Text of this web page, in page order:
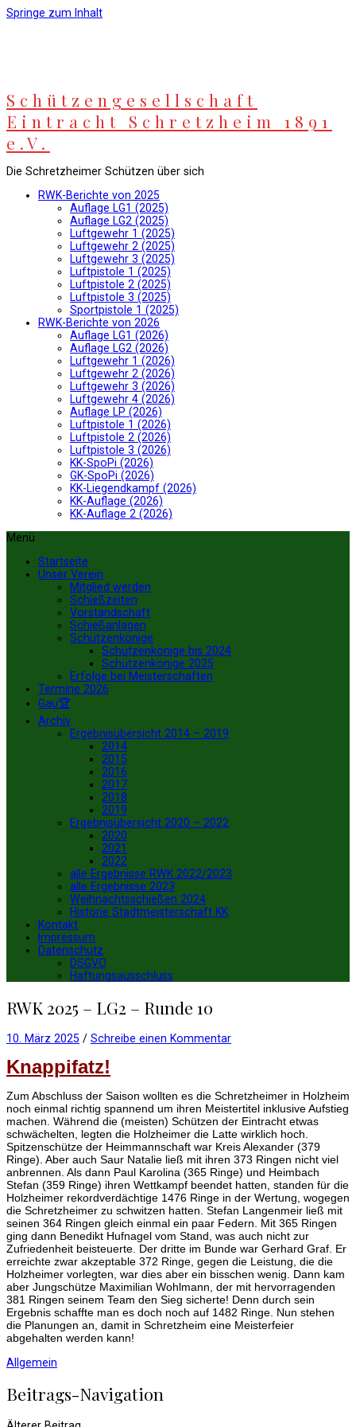
Springe zum Inhalt
Schützengesellschaft
Eintracht Schretzheim 1891
e.V.
Die Schretzheimer Schützen über sich
RWK-Berichte von 2025
Auflage LG1 (2025)
Auflage LG2 (2025)
Luftgewehr 1 (2025)
Luftgewehr 2 (2025)
Luftgewehr 3 (2025)
Luftpistole 1 (2025)
Luftpistole 2 (2025)
Luftpistole 3 (2025)
Sportpistole 1 (2025)
RWK-Berichte von 2026
Auflage LG1 (2026)
Auflage LG2 (2026)
Luftgewehr 1 (2026)
Luftgewehr 2 (2026)
Luftgewehr 3 (2026)
Luftgewehr 4 (2026)
Auflage LP (2026)
Luftpistole 1 (2026)
Luftpistole 2 (2026)
Luftpistole 3 (2026)
KK-SpoPi (2026)
GK-SpoPi (2026)
KK-Liegendkampf (2026)
KK-Auflage (2026)
KK-Auflage 2 (2026)
Menü
Startseite
Unser Verein
Mitglied werden
Schießzeiten
Vorstandschaft
Schießanlagen
Schützenkönige
Schützenkönige bis 2024
Schützenkönige 2025
Erfolge bei Meisterschaften
Termine 2026
Gau🏆
Archiv
Ergebnisübersicht 2014 – 2019
2014
2015
2016
2017
2018
2019
Ergebnisübersicht 2020 – 2022
2020
2021
2022
alle Ergebnisse RWK 2022/2023
alle Ergebnisse 2023
Weihnachtsschießen 2024
Historie Stadtmeisterschaft KK
Kontakt
Impressum
Datenschutz
DSGVO
Haftungsausschluss
RWK 2025 – LG2 – Runde 10
10. März 2025 / Schreibe einen Kommentar
Knappifatz!
Zum Abschluss der Saison wollten es die Schretzheimer in Holzheim
noch einmal richtig spannend um ihren Meistertitel inklusive Aufstieg
machen. Während die (meisten) Schützen der Eintracht etwas
schwächelten, legten die Holzheimer die Latte wirklich hoch.
Spitzenschütze der Heimmannschaft war Kreis Alexander (379
Ringe). Aber auch Saur Natalie ließ mit ihren 373 Ringen nicht viel
anbrennen. Als dann Paul Karolina (365 Ringe) und Heimbach
Stefan (359 Ringe) ihren Wettkampf beendet hatten, standen für die
Holzheimer rekordverdächtige 1476 Ringe in der Wertung, wogegen
die Schretzheimer zu schwitzen hatten. Stefan Langenmeir ließ mit
seinen 364 Ringen gleich einmal ein paar Federn. Mit 365 Ringen
ging dann Benedikt Hufnagel vom Stand, was auch nicht zur
Zufriedenheit beisteuerte. Der dritte im Bunde war Gerhard Graf. Er
erreichte zwar akzeptable 372 Ringe, gegen die Leistung, die die
Holzheimer vorlegten, war dies aber ein bisschen wenig. Dann kam
aber Jungschütze Maximilian Wohlmann, der mit hervorragenden
381 Ringen seinem Team den Sieg sicherte! Denn durch sein
Ergebnis schaffte man es doch noch auf 1482 Ringe. Nun stehen
die Planungen an, damit in Schretzheim eine Meisterfeier
abgehalten werden kann!
Allgemein
Beitrags-Navigation